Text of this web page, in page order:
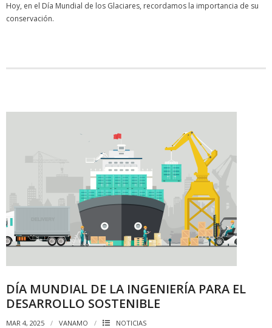
Hoy, en el Día Mundial de los Glaciares, recordamos la importancia de su
conservación.
DÍA MUNDIAL DE LA INGENIERÍA PARA EL
DESARROLLO SOSTENIBLE
MAR 4, 2025 VANAMO
NOTICIAS